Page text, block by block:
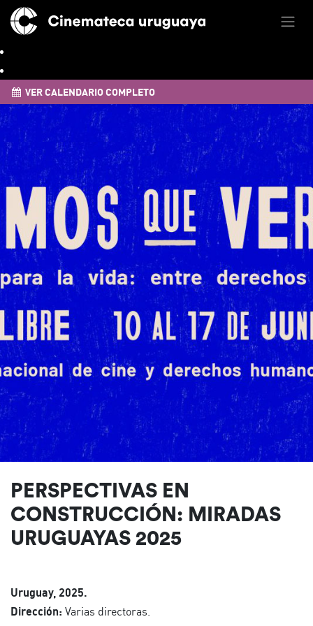
VER CALENDARIO COMPLETO
PERSPECTIVAS EN
CONSTRUCCIÓN: MIRADAS
URUGUAYAS 2025
Uruguay, 2025.
Dirección: Varias directoras.